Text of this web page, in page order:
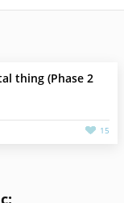
thing (Phase 2
15